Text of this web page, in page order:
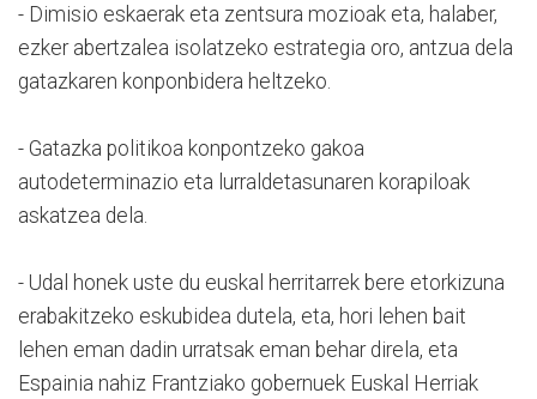
- Dimisio eskaerak eta zentsura mozioak eta, halaber,
ezker abertzalea isolatzeko estrategia oro, antzua dela
gatazkaren konponbidera heltzeko.
- Gatazka politikoa konpontzeko gakoa
autodeterminazio eta lurraldetasunaren korapiloak
askatzea dela.
- Udal honek uste du euskal herritarrek bere etorkizuna
erabakitzeko eskubidea dutela, eta, hori lehen bait
lehen eman dadin urratsak eman behar direla, eta
Espainia nahiz Frantziako gobernuek Euskal Herriak